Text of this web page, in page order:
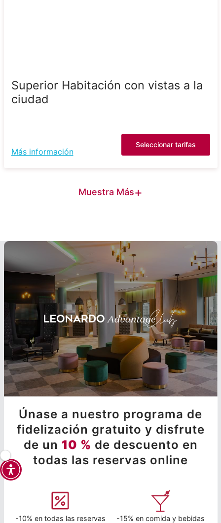
Superior Habitación con vistas a la
ciudad
Más información
Seleccionar tarifas
Muestra Más+
Únase a nuestro programa de
fidelización gratuito y disfrute
de un 10 % de descuento en
todas las reservas online
-10% en todas las reservas
-15% en comida y bebidas